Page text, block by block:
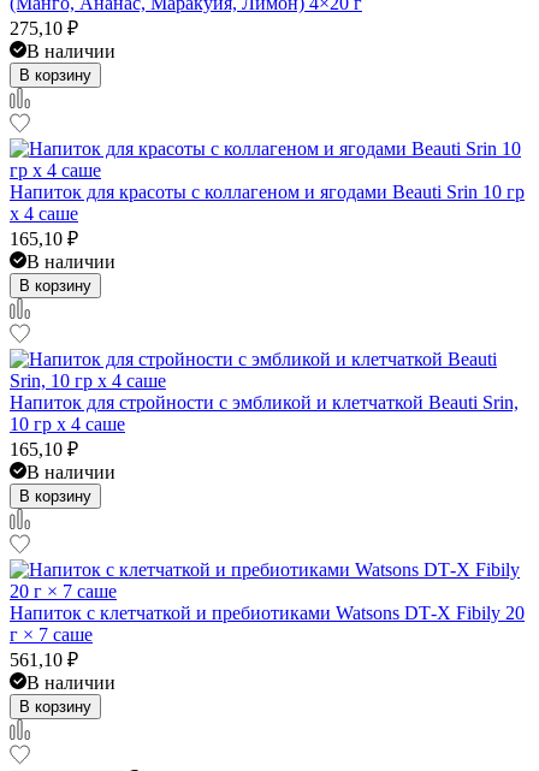
275,10 ₽
В наличии
В корзину
Напиток для красоты с коллагеном и ягодами Beauti Srin 10 гр
x 4 саше
165,10 ₽
В наличии
В корзину
Напиток для стройности с эмбликой и клетчаткой Beauti Srin,
10 гр x 4 саше
165,10 ₽
В наличии
В корзину
Напиток с клетчаткой и пребиотиками Watsons DT‑X Fibily 20
г × 7 саше
561,10 ₽
В наличии
В корзину